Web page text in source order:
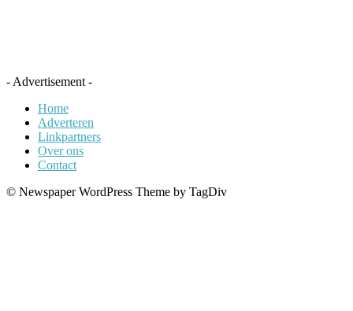
- Advertisement -
Home
Adverteren
Linkpartners
Over ons
Contact
© Newspaper WordPress Theme by TagDiv